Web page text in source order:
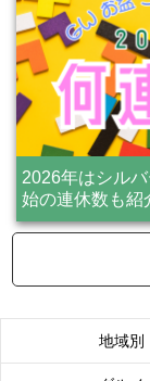
2026年はシル
始の連休数も紹
地域別